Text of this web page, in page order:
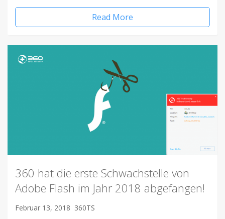
Read More
360 hat die erste Schwachstelle von
Adobe Flash im Jahr 2018 abgefangen!
Februar 13, 2018 360TS